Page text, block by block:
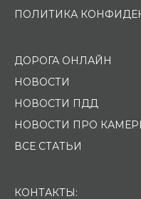
ПОЛИТИКА
ДОРОГА ОНЛАЙН
НОВОСТИ
НОВОСТИ ПДД
НОВОСТИ ПРО
ВСЕ СТАТЬИ
КОНТАКТЫ: